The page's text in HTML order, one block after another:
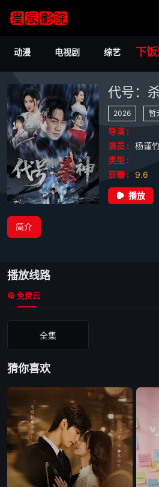
动漫 电视剧 综艺 下饭
代号：
2026 暂
导演 :
演员 :
杨谨
类型 :
豆瓣 :
9.6
播放
简介
播放线路
免费云
全集
猜你喜欢